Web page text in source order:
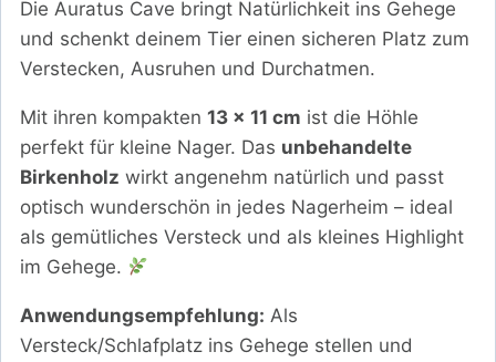
Die Auratus Cave bringt Natürlichkeit ins Gehege
und schenkt deinem Tier einen sicheren Platz zum
Verstecken, Ausruhen und Durchatmen.
Mit ihren kompakten 13 × 11 cm ist die Höhle
perfekt für kleine Nager. Das unbehandelte
Birkenholz wirkt angenehm natürlich und passt
optisch wunderschön in jedes Nagerheim – ideal
als gemütliches Versteck und als kleines Highlight
im Gehege.
Anwendungsempfehlung: Als
Versteck/Schlafplatz ins Gehege stellen und